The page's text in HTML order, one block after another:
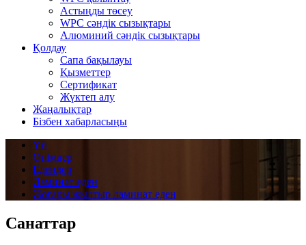
Астыңды төсеу
WPC сәндік сызықтары
Алюминий сәндік сызықтары
Қолдау
Сапа бақылауы
Қызметтер
Сертификат
Жүктеп алу
Жаңалықтар
Бізбен хабарласыңы
Үй
Өнімдер
Едендер
Ламинат еден
Жоғары жылтыр ламинат еден
Санаттар